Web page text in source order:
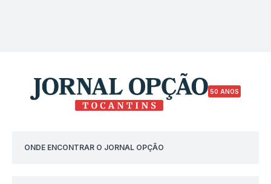
50 ANOS
ONDE ENCONTRAR O JORNAL OPÇÃO